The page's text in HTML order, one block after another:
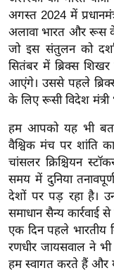
त
बॉ
ली
वु
ड
ली
वु
ड
फि
ल्म
स
मी
क्षा
अगस्त 2024 में
अलावा भारत और रूस
जो इस संतुलन को
सितंबर में ब्रिक्स
आएंगे। उससे पहले
के लिए रूसी विदेश
हम आपको यह भी बता
वैश्विक मंच पर शांति
चांसलर क्रिश्चियन
समय में दुनिया
देशों पर पड़ रहा है।
समाधान सैन्य
एक दिन पहले भारतीय
रणधीर जायसवाल ने भी
हम स्वागत करते हैं और